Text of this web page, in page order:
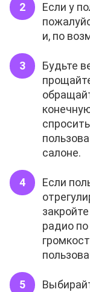
Если у
и, по
Будьте
салоне.
Если
радио